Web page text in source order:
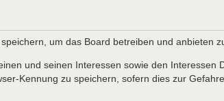
um das Board betreiben und anbieten
und seinen Interessen sowie den Interessen
Kennung zu speichern, sofern dies zur